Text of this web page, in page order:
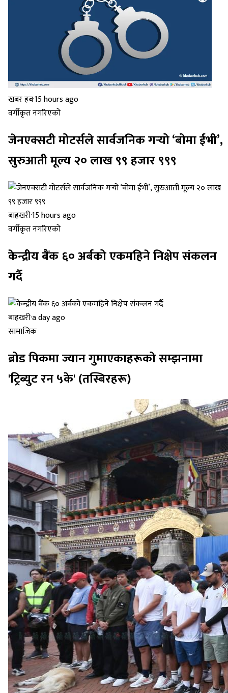
खबर हब·15 hours ago
वर्गीकृत नगरिएको
जेनएक्सटी मोटर्सले सार्वजनिक गर्‍यो ‘बोमा ईभी’,
सुरुआती मूल्य २० लाख ९९ हजार ९९९
बाह्रखरी·15 hours ago
वर्गीकृत नगरिएको
केन्द्रीय बैंक ६० अर्बको एकमहिने निक्षेप संकलन
गर्दै
बाह्रखरी·a day ago
सामाजिक
ब्रोड पिकमा ज्यान गुमाएकाहरूको सम्झनामा
'ट्रिब्युट रन ५के' (तस्बिरहरू)